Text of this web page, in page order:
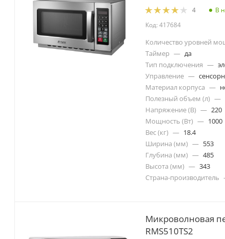
4
В
Код: 417684
Количество уровней
Таймер — да
Тип подключения —
Управление —
Материал корпуса —
Полезный объем (л) —
Напряжение (В) — 220
Мощность (Вт) — 1000
Вес (кг) — 18.4
Ширина (мм) — 553
Глубина (мм) — 485
Высота (мм) — 343
Страна-производитель
Микроволновая
RMS510TS2